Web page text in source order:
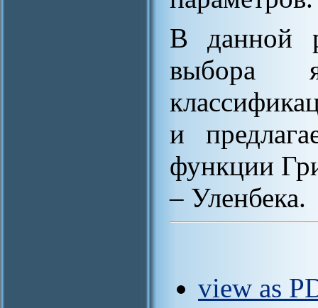
В данной
выбора
и
функции
– Уленбека.
view as